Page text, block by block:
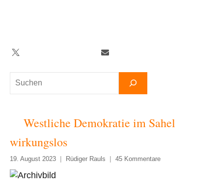
Suchen
Twitter TelegramNewsletter
Westliche Demokratie im Sahel
wirkungslos
19. August 2023 Rüdiger Rauls 45 Kommentare